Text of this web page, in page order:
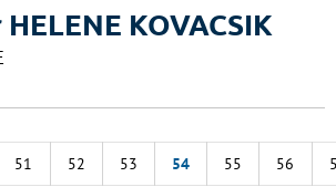
KOVACSIK
51 52 53 54 55 56